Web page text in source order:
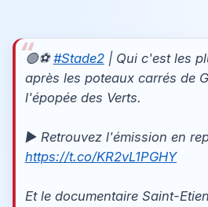
🟢⚽#Stade2| Qui c'est les
après les poteaux carrés de
l'épopée des Verts.
▶️ Retrouvez l'émission en
https://t.co/KR2vL1PGHY
Et le documentaire Saint-